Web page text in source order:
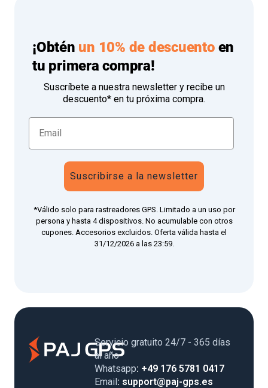
¡Obtén un 10% de descuentoen
tu primera compra!
Suscríbete a nuestra newsletter y recibe un
descuento* en tu próxima compra.
Suscribirse a la newsletter
*Válido solo para rastreadores GPS. Limitado a un uso por
persona y hasta 4 dispositivos. No acumulable con otros
cupones. Accesorios excluidos. Oferta válida hasta el
31/12/2026 a las 23:59.
Servicio gratuito 24/7 - 365 días
al año
Whatsapp: +49 176 5781 0417
Email: support@paj-gps.es